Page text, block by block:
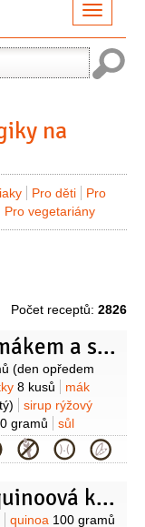
na
Pro děti
Pro
Pro vegetariány
Počet receptů: 2826
Kamut s mákem a se švestkami
(den opředem
8 kusů
mák
sirup rýžový
gramů
sůl
Jáhlovo-quinoová kaše s dušenými Jablky
quinoa 100 gramů